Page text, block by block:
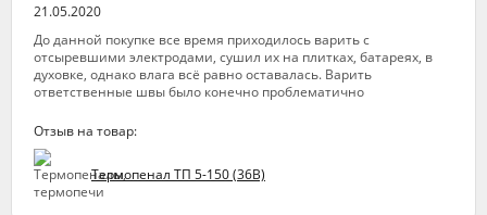
21.05.2020
До данной покупке все время приходилось варить с
отсыревшими электродами, сушил их на плитках, батареях, в
духовке, однако влага всё равно оставалась. Варить
ответственные швы было конечно проблематично
Отзыв на товар:
Термопенал ТП 5-150 (36В)